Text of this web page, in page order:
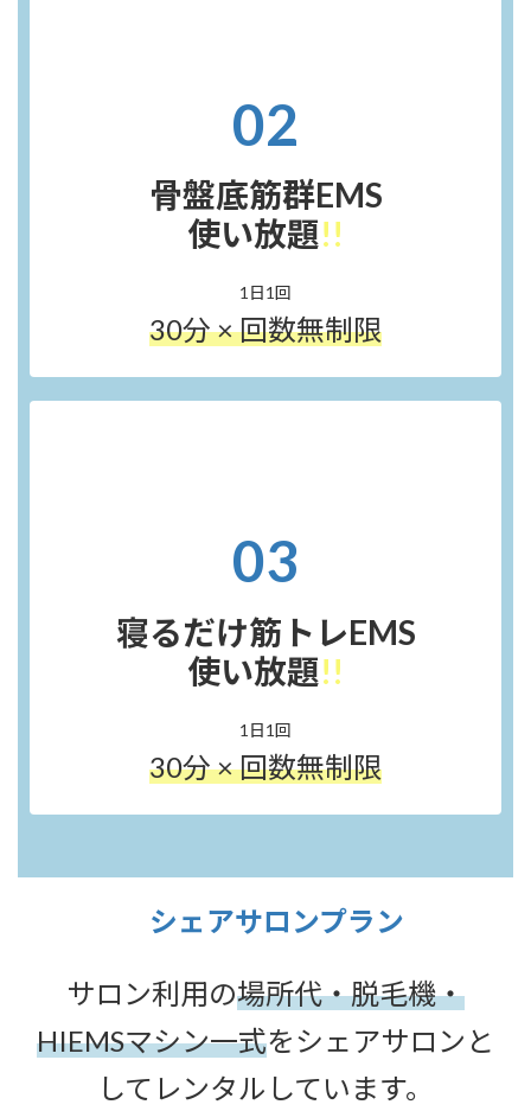
02
骨盤底筋群EMS
使い放題!!
1日1回
30分 × 回数無制限
03
寝るだけ筋トレEMS
使い放題!!
1日1回
30分 × 回数無制限
シェアサロンプラン
サロン利用の場所代・脱毛機・
HIEMSマシン一式をシェアサロンと
してレンタルしています。